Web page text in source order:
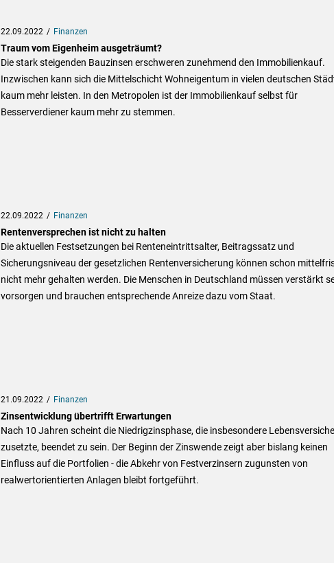
22.09.2022 Finanzen
Traum vom Eigenheim ausgeträumt?
Die stark steigenden Bauzinsen erschweren zunehmend den Immobilienkauf.
Inzwischen kann sich die Mittelschicht Wohneigentum in vielen deutschen
kaum mehr leisten. In den Metropolen ist der Immobilienkauf selbst für
Besserverdiener kaum mehr zu stemmen.
22.09.2022 Finanzen
Rentenversprechen ist nicht zu halten
Die aktuellen Festsetzungen bei Renteneintrittsalter, Beitragssatz und
Sicherungsniveau der gesetzlichen Rentenversicherung können schon
nicht mehr gehalten werden. Die Menschen in Deutschland müssen verstärkt
vorsorgen und brauchen entsprechende Anreize dazu vom Staat.
21.09.2022 Finanzen
Zinsentwicklung übertrifft Erwartungen
Nach 10 Jahren scheint die Niedrigzinsphase, die insbesondere
zusetzte, beendet zu sein. Der Beginn der Zinswende zeigt aber bislang keinen
Einfluss auf die Portfolien - die Abkehr von Festverzinsern zugunsten von
realwertorientierten Anlagen bleibt fortgeführt.